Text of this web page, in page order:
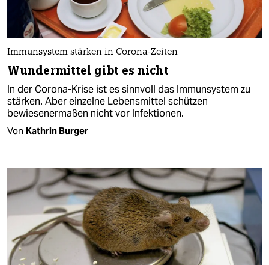
Immunsystem stärken in Corona-Zeiten
Wundermittel gibt es nicht
In der Corona-Krise ist es sinnvoll das Immunsystem zu
stärken. Aber einzelne Lebensmittel schützen
bewiesenermaßen nicht vor Infektionen.
Von Kathrin Burger